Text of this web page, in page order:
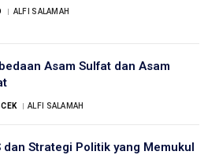
ALFI SALAMAH
Asam Sulfat dan Asam
ALFI SALAMAH
dan Strategi Politik yang Memukul